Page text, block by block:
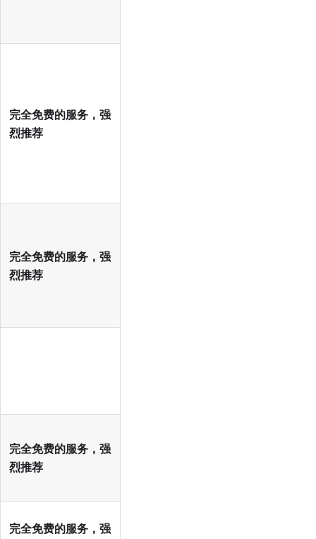
完全免费的服务，强
烈推荐
完全免费的服务，强
烈推荐
完全免费的服务，强
烈推荐
完全免费的服务，强